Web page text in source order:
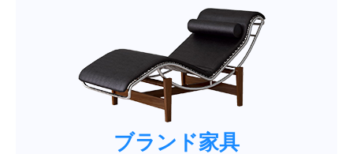
ブランド家具